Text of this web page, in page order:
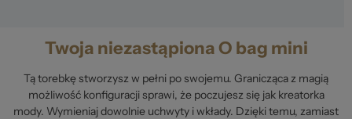
Twoja niezastąpiona O bag mini
Tą torebkę stworzysz w pełni po swojemu. Granicząca z magią
możliwość konfiguracji sprawi, że poczujesz się jak kreatorka
mody. Wymieniaj dowolnie uchwyty i wkłady. Dzięki temu, zamiast